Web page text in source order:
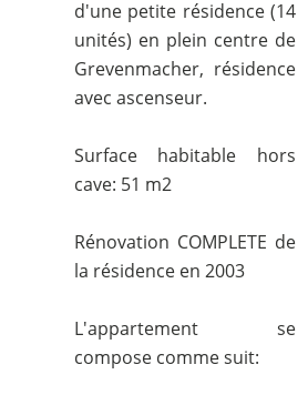
d'une petite résidence (14
unités) en plein centre de
Grevenmacher, résidence
avec ascenseur.
Surface habitable hors
cave: 51 m2
Rénovation COMPLETE de
la résidence en 2003
L'appartement se
compose comme suit: